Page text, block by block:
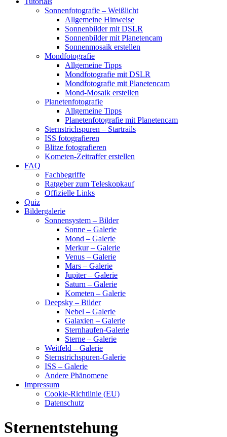
Sonnenfotografie – Weißlicht
Allgemeine Hinweise
Sonnenbilder mit DSLR
Sonnenbilder mit Planetencam
Sonnenmosaik erstellen
Mondfotografie
Allgemeine Tipps
Mondfotografie mit DSLR
Mondfotografie mit Planetencam
Mond-Mosaik erstellen
Planetenfotografie
Allgemeine Tipps
Planetenfotografie mit Planetencam
Sternstrichspuren – Startrails
ISS fotografieren
Blitze fotografieren
Kometen-Zeitraffer erstellen
FAQ
Fachbegriffe
Ratgeber zum Teleskopkauf
Offizielle Links
Quiz
Bildergalerie
Sonnensystem – Bilder
Sonne – Galerie
Mond – Galerie
Merkur – Galerie
Venus – Galerie
Mars – Galerie
Jupiter – Galerie
Saturn – Galerie
Kometen – Galerie
Deepsky – Bilder
Nebel – Galerie
Galaxien – Galerie
Sternhaufen-Galerie
Sterne – Galerie
Weitfeld – Galerie
Sternstrichspuren-Galerie
ISS – Galerie
Andere Phänomene
Impressum
Cookie-Richtlinie (EU)
Datenschutz
Sternentstehung